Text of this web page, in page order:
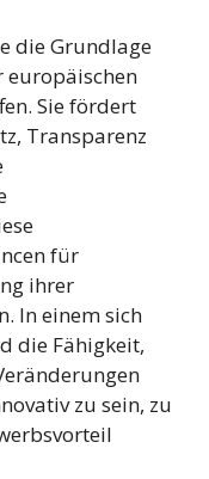
die Grundlage
europäischen
Sie fördert
Transparenz
für
ihrer
In einem sich
die Fähigkeit,
zu sein, zu